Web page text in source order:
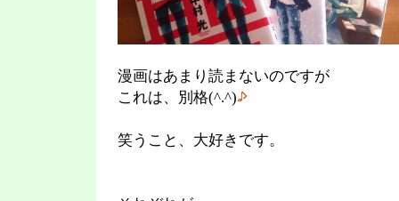
漫画はあまり読まないのですが
これは、別格(^.^)
笑うこと、大好きです。